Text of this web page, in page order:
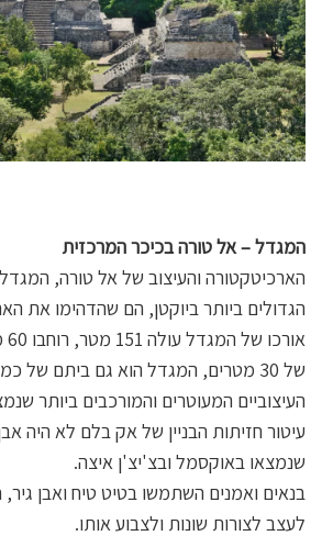
המגדל – אל טורה בכיכר המרכזית
הארכיטקטורה והעיצוב של אל טורה,
הגדולים ביותר ביוקטן, הם שהדהימו את
של 30 מטרים, המגדל הוא גם ביתם של
העיצוביים המעוטרים והמורכבים ביותר
עיטור חזיתות הבניין של אק בלם לא היה
שנמצאו באוקסמל ובצ'יצ'ן איצה.
בנאים ואמנים השתמשו בטיט טיח ואבן גיר,
לעצב לצורות שונות ולצבוע אותו.